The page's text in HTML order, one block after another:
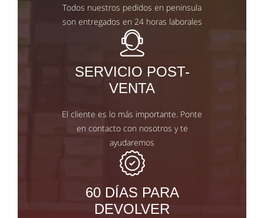
Todos nuestros pedidos en peninsula
son entregados en 24 horas laborales
SERVICIO POST-
VENTA
El cliente es lo más importante. Ponte
en contacto con nosotros y te
ayudaremos
60 DÍAS PARA
DEVOLVER